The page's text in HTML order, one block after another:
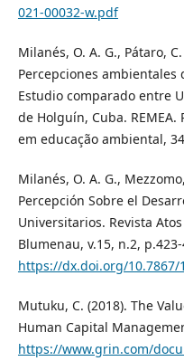
021-00032-w.pdf
Milanés, O. A. G., Pátaro,
Percepciones
Estudio comparado entre
de Holguín, Cuba.
em educação ambiental,
Milanés, O. A. G.,
Percepción Sobre el
Universitarios. Revista
Blumenau, v.15, n.2,
https://dx.doi.org/10.7867/
Mutuku, C. (2018). The
Human Capital
https://www.grin.com/